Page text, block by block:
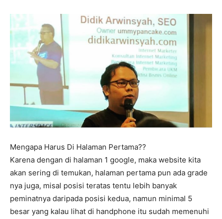
Mengapa Harus Di Halaman Pertama??
Karena dengan di halaman 1 google, maka website kita
akan sering di temukan, halaman pertama pun ada grade
nya juga, misal posisi teratas tentu lebih banyak
peminatnya daripada posisi kedua, namun minimal 5
besar yang kalau lihat di handphone itu sudah memenuhi